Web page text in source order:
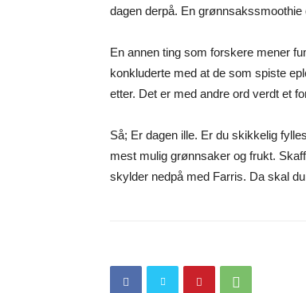
dagen derpå. En grønnsakssmoothie
En annen ting som forskere mener
konkluderte med at de som spiste
etter. Det er med andre ord verdt et
Så; Er dagen ille. Er du skikkelig
mest mulig grønnsaker og frukt.
skylder nedpå med Farris. Da skal